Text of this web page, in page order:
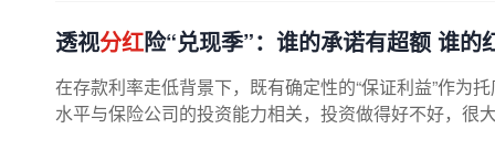
透视分红险“兑现季”：谁的承诺有超额 谁的
在存款利率走低背景下，既有确定性的“保证利益”作为
水平与保险公司的投资能力相关，投资做得好不好，很